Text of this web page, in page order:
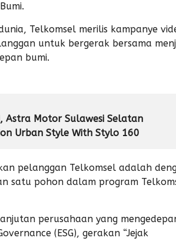
Telkomsel merilis kampanye
untuk bergerak bersama
bumi.
Astra Motor Sulawesi Selatan
Urban Style With Stylo 160
pelanggan Telkomsel adalah
satu pohon dalam program
perusahaan yang
(ESG), gerakan “Jejak